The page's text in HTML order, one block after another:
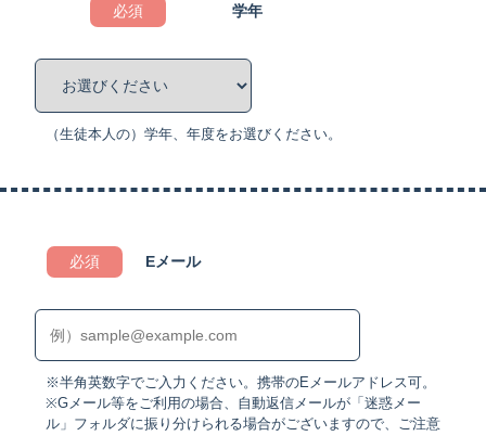
必須 学年
（⽣徒本⼈の）学年、年度をお選びください。
必須 Eメール
※半⾓英数字でご⼊⼒ください。携帯のEメールアドレス可。
※Gメール等をご利⽤の場合、⾃動返信メールが「迷惑メー
ル」フォルダに振り分けられる場合がございますので、ご注意